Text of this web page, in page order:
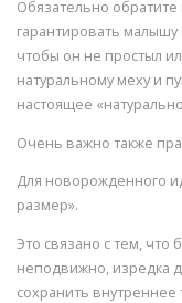
Обязательно
гарантировать
чтобы он не простыл
натуральному меху и
настоящее
Очень важно также
Для новорожденного
размер».
Это связано с тем,
неподвижно, изредка
сохранить внутреннее